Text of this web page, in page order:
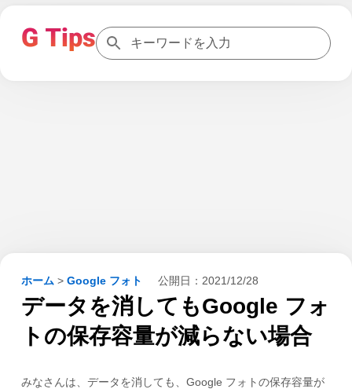
ホーム > Google フォト 公開日： 2021/12/28
データを消してもGoogle フォ
トの保存容量が減らない場合
みなさんは、データを消しても、Google フォトの保存容量が